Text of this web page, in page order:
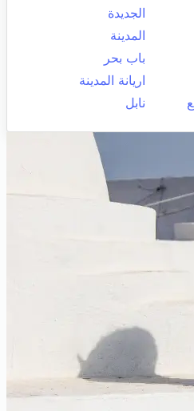
الجديدة
المدينة
باب بحر
اريانة المدينة
نابل